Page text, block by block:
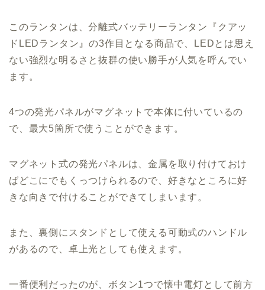
このランタンは、分離式バッテリーランタン『クアッ
ドLEDランタン』の3作目となる商品で、LEDとは思え
ない強烈な明るさと抜群の使い勝手が人気を呼んでい
ます。
4つの発光パネルがマグネットで本体に付いているの
で、最大5箇所で使うことができます。
マグネット式の発光パネルは、金属を取り付けておけ
ばどこにでもくっつけられるので、好きなところに好
きな向きで付けることができてしまいます。
また、裏側にスタンドとして使える可動式のハンドル
があるので、卓上光としても使えます。
一番便利だったのが、ボタン1つで懐中電灯として前方